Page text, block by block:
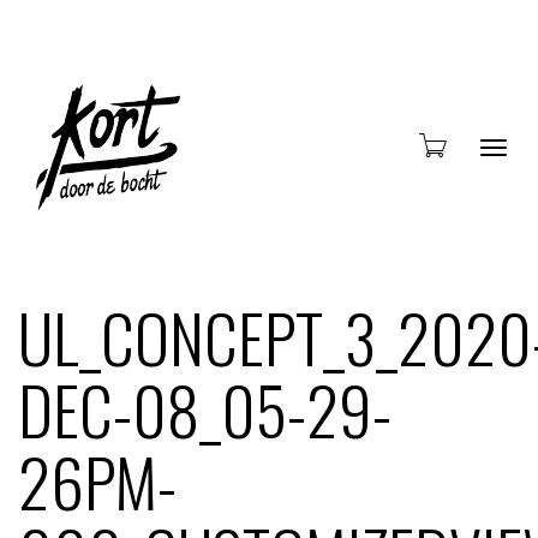
DEC-08_05-29-
26PM-